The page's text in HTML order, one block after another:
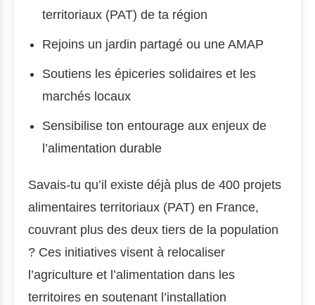
territoriaux (PAT) de ta région
Rejoins un jardin partagé ou une AMAP
Soutiens les épiceries solidaires et les
marchés locaux
Sensibilise ton entourage aux enjeux de
l’alimentation durable
Savais-tu qu’il existe déjà plus de 400 projets
alimentaires territoriaux (PAT) en France,
couvrant plus des deux tiers de la population
? Ces initiatives visent à relocaliser
l’agriculture et l’alimentation dans les
territoires en soutenant l’installation